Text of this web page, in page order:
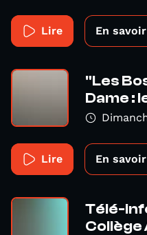
Lire En
"Les
Dame :
Lire En
Télé-